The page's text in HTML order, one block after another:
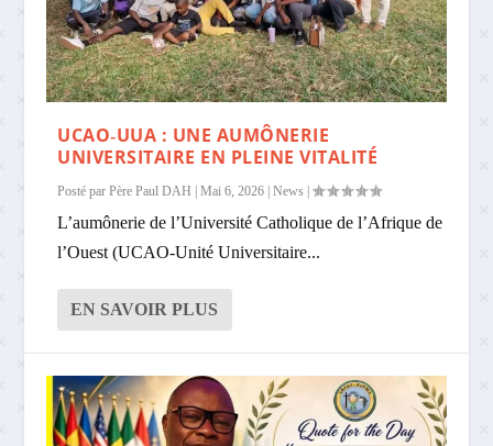
UCAO‑UUA : UNE AUMÔNERIE
UNIVERSITAIRE EN PLEINE VITALITÉ
Posté parPère Paul DAH |Mai 6, 2026 |News |
L’aumônerie de l’Université Catholique de l’Afrique de
l’Ouest (UCAO‑Unité Universitaire...
EN SAVOIR PLUS